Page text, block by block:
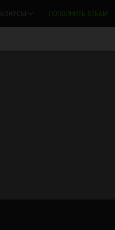
БОНУСЫ ПОПОЛНИТЬ STEAM